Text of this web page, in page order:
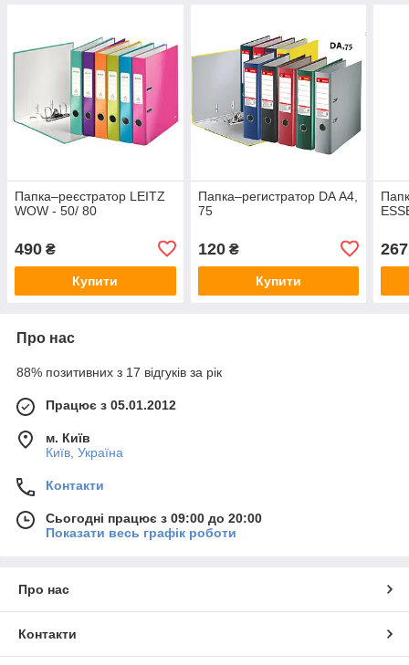
Папка–реєстратор LEITZ
WOW - 50/ 80
490 ₴
Купити
Папка–регистратор DA А4,
75
120₴
Купити
267
Про нас
88% позитивних з 17 відгуків за рік
Працює з 05.01.2012
м. Київ
Київ, Україна
Контакти
Сьогодні працює з 09:00 до 20:00
Показати весь графік роботи
Про нас
Контакти